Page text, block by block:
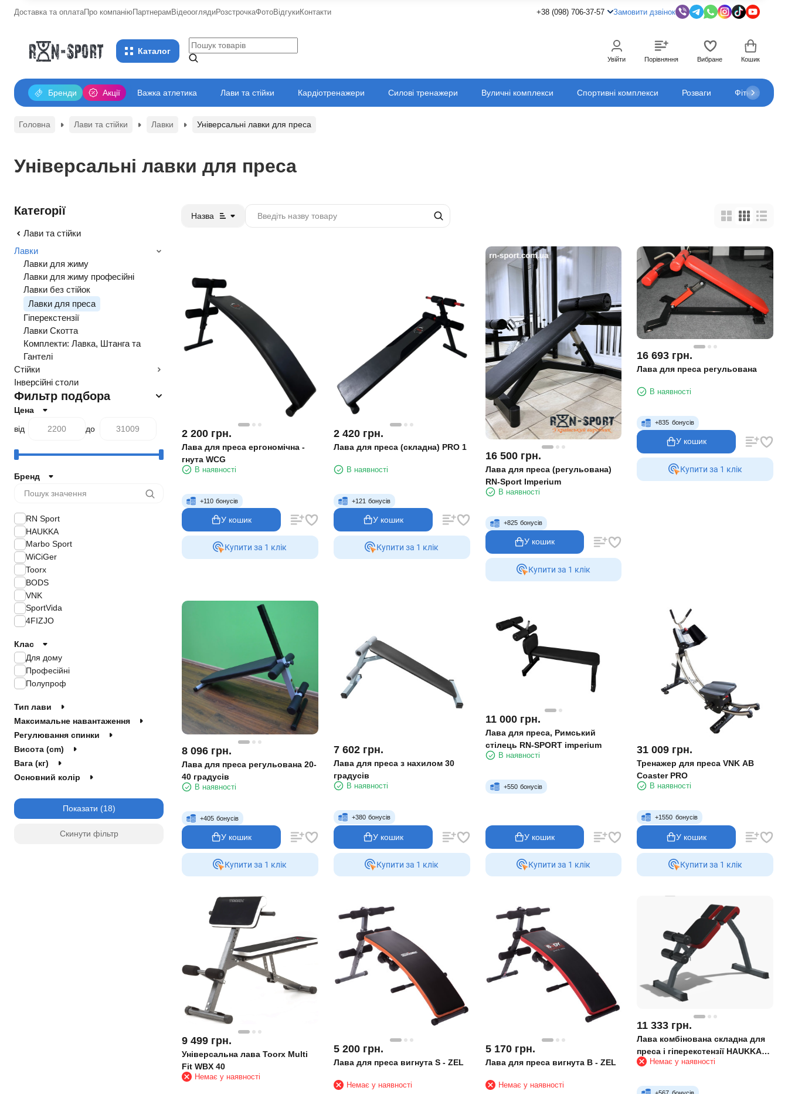
Доставка та оплатаПро компаніюПартнерамВідеооглядиРозстрочкаФотоВідгукиКонтакти +38 (098) 706-37-57 Замовити дзвінок
Каталог
Увійти Порівняння Вибране Кошик
Акції
Бренди Важка атлетика Лави та стійки Кардіотренажери Силові тренажери Вуличні комплекси Спортивні комплекси Розваги Фітнес
Головна Лави та стійки Лавки Універсальні лавки для преса
Універсальні лавки для преса
Назва
2 200 грн.
Лава для преса ергономічна -
гнута WCG
В наявності
+110 бонусів
У кошик
Купити за 1 клiк
2 420 грн.
Лава для преса (складна) PRO 1
В наявності
+121 бонусів
У кошик
Купити за 1 клiк
16 500 грн.
Лава для преса (регульована)
RN-Sport Imperium
В наявності
+825 бонусів
У кошик
Купити за 1 клiк
16 693 грн.
Лава для преса регульована
В наявності
+835 бонусів
У кошик
Купити за 1 клiк
8 096 грн.
Лава для преса регульована 20-
40 градусів
В наявності
+405 бонусів
У кошик
Купити за 1 клiк
7 602 грн.
Лава для преса з нахилом 30
градусів
В наявності
+380 бонусів
У кошик
Купити за 1 клiк
11 000 грн.
Лава для преса, Римський
стілець RN-SPORT imperium
В наявності
+550 бонусів
У кошик
Купити за 1 клiк
31 009 грн.
Тренажер для преса VNK AB
Coaster PRO
В наявності
+1550 бонусів
У кошик
Купити за 1 клiк
9 499 грн.
Універсальна лава Toorx Multi
Fit WBX 40
Немає у наявності
5 200 грн.
Лава для преса вигнута S - ZEL
Немає у наявності
5 170 грн.
Лава для преса вигнута B - ZEL
Немає у наявності
11 333 грн.
Лава комбінована складна для
преса і гіперекстензії HAUKKA
K211Немає у наявності
Категорії
Лави та стійки
Лавки
Лавки для жиму
Лавки для жиму професійні
Лавки без стійок
Лавки для преса
Гіперекстензії
Лавки Скотта
Комплекти: Лавка, Штанга та
Гантелі
Стійки
Інверсійні столи
Фильтр подбора
Цена
від
до
Бренд
RN Sport
HAUKKA
Marbo Sport
WiCiGer
Toorx
BODS
VNK
SportVida
4FIZJO
Клас
Для дому
Професійні
Полупроф
Тип лави
Максимальне навантаження
Регулювання спинки
Висота (cm)
Вага (кг)
Основний колір
Показати
Скинути фільтр